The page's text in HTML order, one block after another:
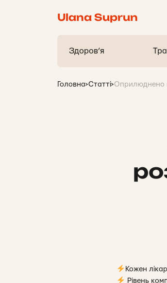
Ulana Suprun
Здоров’я
Головна>Статті>Оприлюднено
Кожен
Рівень